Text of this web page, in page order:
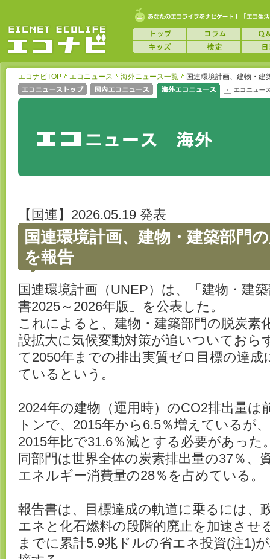
エコナビTOP エコニュース 海外ニュース一覧 国連環境計画、建物・建
【国連】2026.05.19 発表
国連環境計画、建物・建築部門
を報告
国連環境計画（UNEP）は、「建物・建
書2025～2026年版」を公表した。
これによると、建物・建築部門の脱炭素
設拡大に気候変動対策が追いついておら
て2050年までの排出実質ゼロ目標の達
ているという。
2024年の建物（運用時）のCO2排出量は
トンで、2015年から6.5％増えているが
2015年比で31.6％減とする必要があった
同部門は世界全体の炭素排出量の37％、
エネルギー消費量の28％を占めている。
報告書は、目標達成の軌道に乗るには、
エネと化石燃料の段階的廃止を加速させ
までに累計5.9兆ドルの省エネ投資(注1)